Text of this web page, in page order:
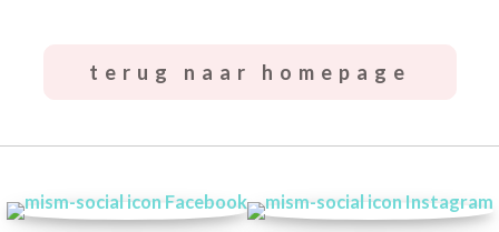
terug naar homepage